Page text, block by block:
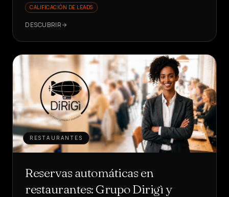
CALIFICACIÓN DE LEADS
DESCUBRIR
RESTAURANTES
Reservas automáticas en
restaurantes: Grupo Dirigì y